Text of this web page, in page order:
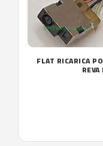
FLAT RICARICA